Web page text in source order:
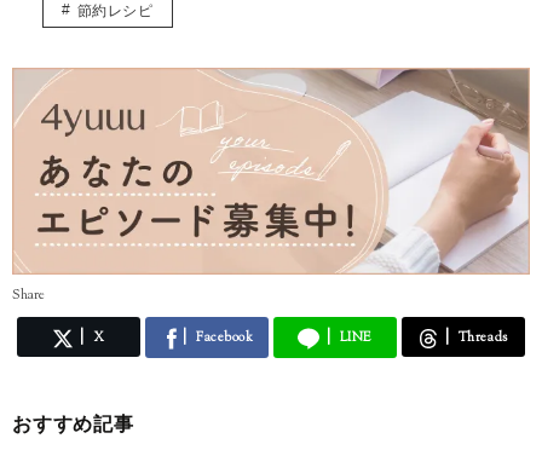
節約レシピ
Share
X Facebook LINE Threads
おすすめ記事